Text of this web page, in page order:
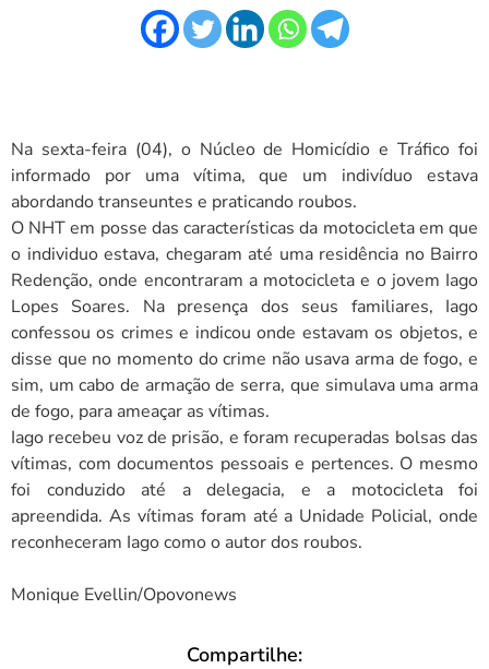
Na sexta-feira (04), o Núcleo de Homicídio e Tráfico foi
informado por uma vítima, que um indivíduo estava
abordando transeuntes e praticando roubos.
O NHT em posse das características da motocicleta em que
o individuo estava, chegaram até uma residência no Bairro
Redenção, onde encontraram a motocicleta e o jovem Iago
Lopes Soares. Na presença dos seus familiares, Iago
confessou os crimes e indicou onde estavam os objetos, e
disse que no momento do crime não usava arma de fogo, e
sim, um cabo de armação de serra, que simulava uma arma
de fogo, para ameaçar as vítimas.
Iago recebeu voz de prisão, e foram recuperadas bolsas das
vítimas, com documentos pessoais e pertences. O mesmo
foi conduzido até a delegacia, e a motocicleta foi
apreendida. As vítimas foram até a Unidade Policial, onde
reconheceram Iago como o autor dos roubos.
Monique Evellin/Opovonews
Compartilhe: